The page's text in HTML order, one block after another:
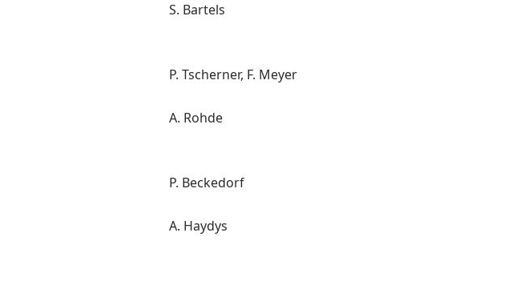
S. Bartels
P. Tscherner, F. Meyer
A. Rohde
P. Beckedorf
A. Haydys